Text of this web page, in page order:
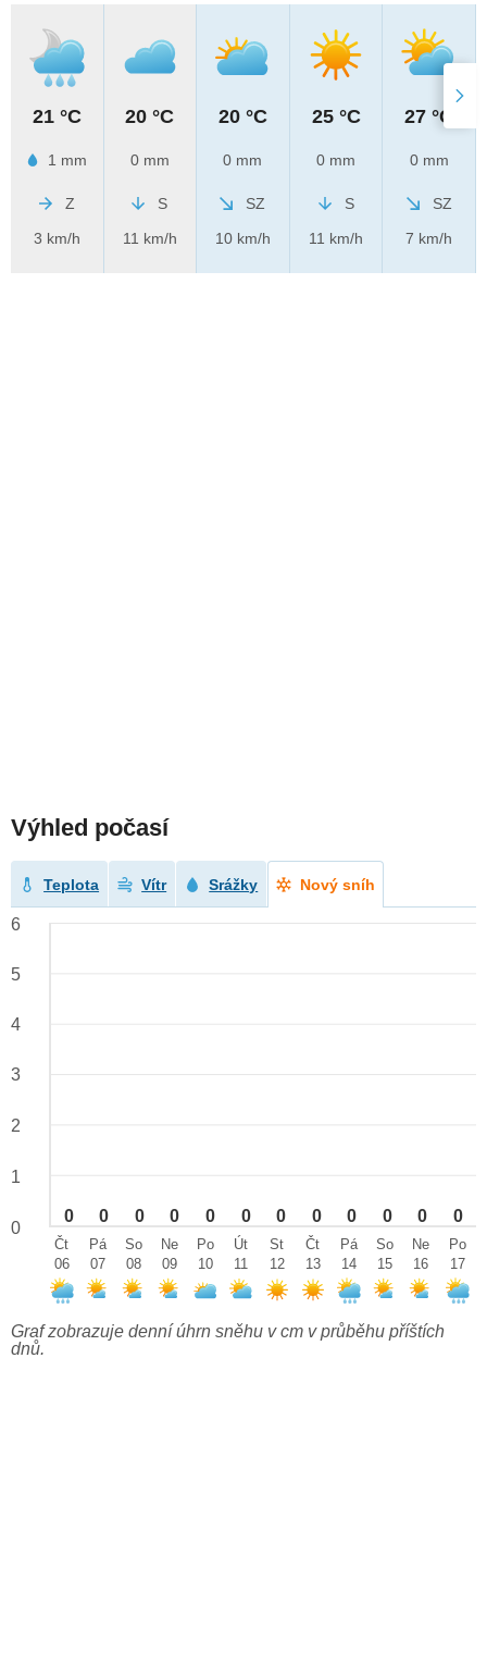
21 °C
1 mm
Z
3 km/h
20 °C
0 mm
S
11 km/h
20 °C
0 mm
SZ
10 km/h
25 °C
0 mm
S
11 km/h
27 °C
0 mm
SZ
7 km/h
Výhled počasí
Teplota Vítr Srážky Nový sníh
0 0 0 0 0 0 0 0 0 0 0 0
6
5
4
3
2
1
0
Čt
06
Pá
07
So
08
Ne
09
Po
10
Út
11
St
12
Čt
13
Pá
14
So
15
Ne
16
Po
17
Graf zobrazuje denní úhrn sněhu v cm v průběhu příštích
dnů.